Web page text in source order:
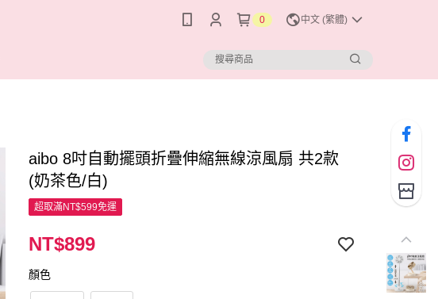
0 中文 (繁體)
aibo 8吋自動擺頭折疊伸縮無線涼風扇 共2款
(奶茶色/白)
超取滿NT$599免運
NT$899
顏色